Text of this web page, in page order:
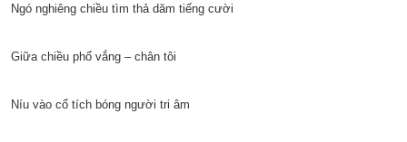
Ngó nghiêng chiều tìm thả dăm tiếng cười
Giữa chiều phố vắng – chân tôi
Níu vào cổ tích bóng người tri âm